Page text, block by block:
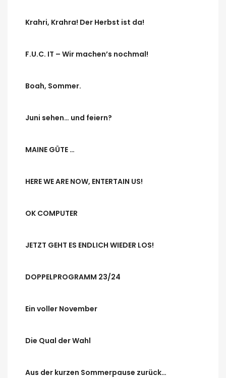
Krahri, Krahra! Der Herbst ist da!
F.U.C. IT – Wir machen’s nochmal!
Boah, Sommer.
Juni sehen… und feiern?
MAINE GÜTE …
HERE WE ARE NOW, ENTERTAIN US!
OK COMPUTER
JETZT GEHT ES ENDLICH WIEDER LOS!
DOPPELPROGRAMM 23/24
Ein voller November
Die Qual der Wahl
Aus der kurzen Sommerpause zurück…